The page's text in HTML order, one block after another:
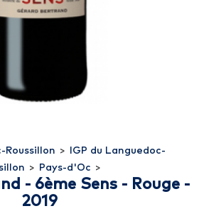
Roussillon >
IGP du Languedoc-
> Pays-d'Oc >
- 6ème Sens - Rouge -
2019